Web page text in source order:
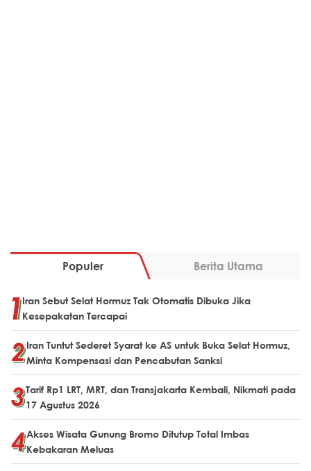
Populer Berita Utama
Iran Sebut Selat Hormuz Tak Otomatis Dibuka Jika
Kesepakatan Tercapai
Iran Tuntut Sederet Syarat ke AS untuk Buka Selat Hormuz,
Minta Kompensasi dan Pencabutan Sanksi
Tarif Rp1 LRT, MRT, dan Transjakarta Kembali, Nikmati pada
17 Agustus 2026
Akses Wisata Gunung Bromo Ditutup Total Imbas
Kebakaran Meluas